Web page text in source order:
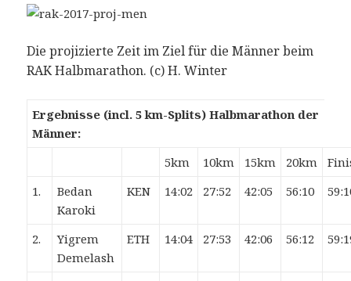
Die projizierte Zeit im Ziel für die Männer beim
RAK Halbmarathon. (c) H. Winter
Ergebnisse (incl. 5 km-Splits) Halbmarathon der
Männer:
5km
10km 15km 20km
1.
Bedan
Karoki
KEN 14:02 27:52 42:05 56:10
2.
Yigrem
Demelash
ETH 14:04 27:53 42:06 56:12